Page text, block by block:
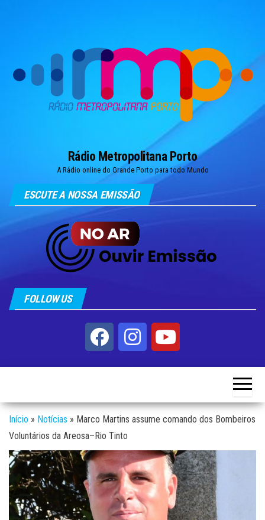
Rádio Metropolitana Porto
A Rádio online do Grande Porto para todo Mundo
ESCUTE A NOSSA EMISSÃO
FOLLOW US
Início » Notícias » Marco Martins assume comando dos Bombeiros
Voluntários da Areosa–Rio Tinto